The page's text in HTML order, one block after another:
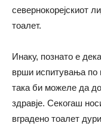
севернокорејскиот
тоалет.
Инаку, познато е
врши испитувања по
така би можеле да
здравје. Секогаш
вградено тоалет